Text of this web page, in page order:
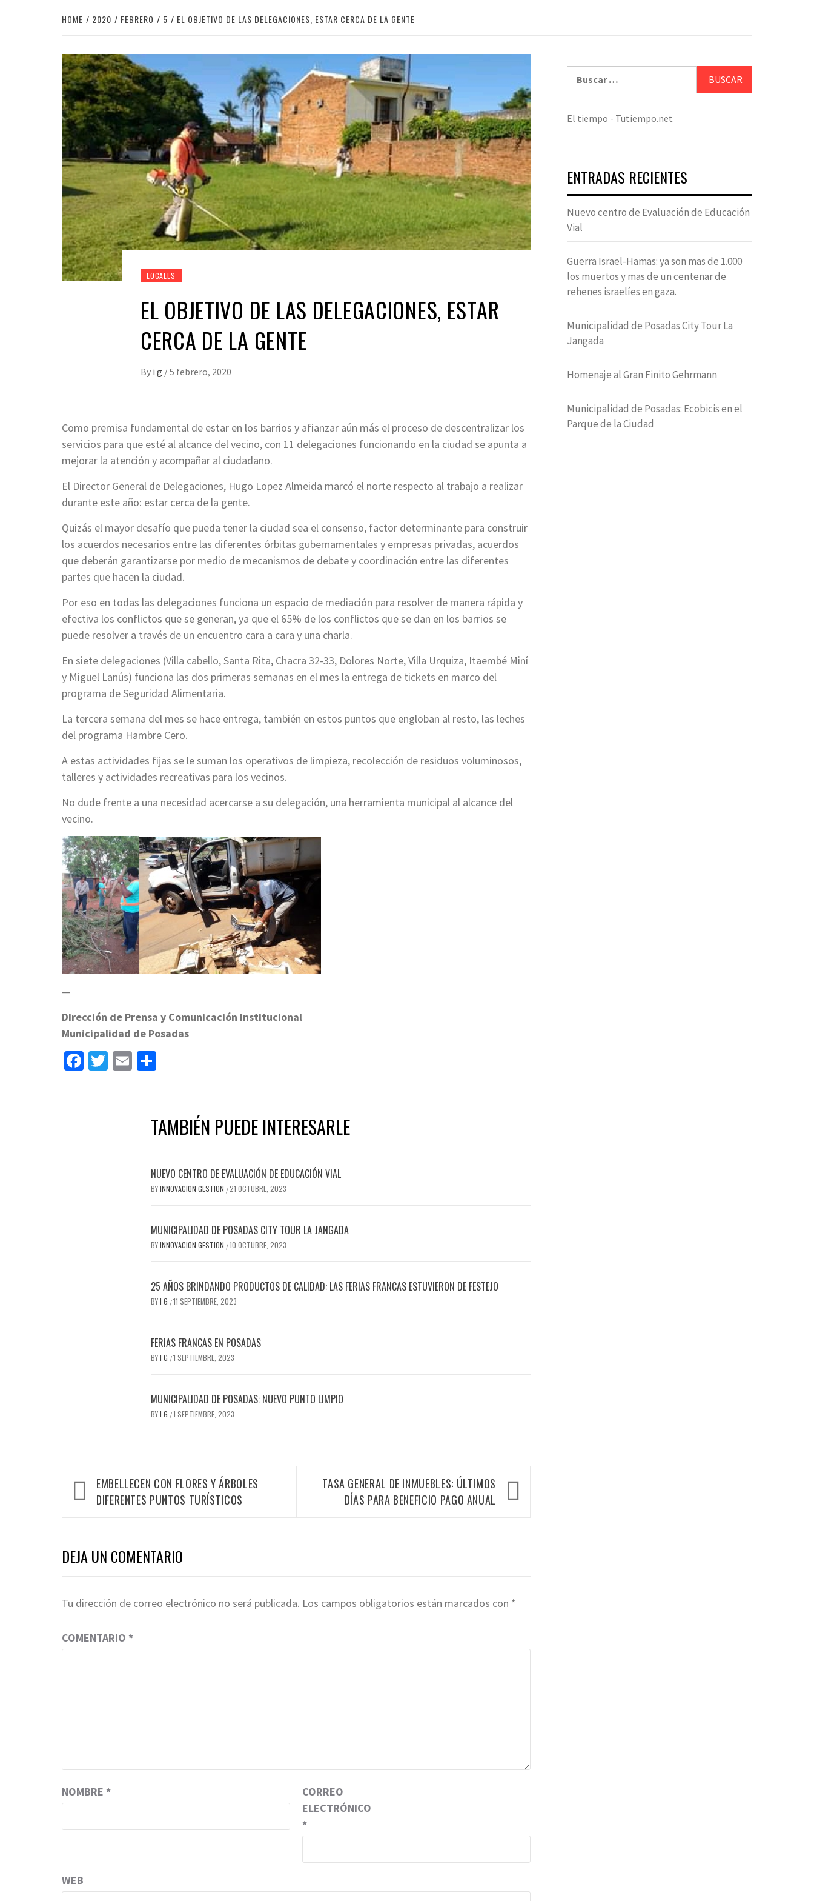
HOME 2020 FEBRERO 5 EL OBJETIVO DE LAS DELEGACIONES, ESTAR CERCA DE LA GENTE
LOCALES
EL OBJETIVO DE LAS DELEGACIONES, ESTAR
CERCA DE LA GENTE
By i g /5 febrero, 2020
Como premisa fundamental de estar en los barrios y afianzar aún más el proceso de descentralizar los
servicios para que esté al alcance del vecino, con 11 delegaciones funcionando en la ciudad se apunta a
mejorar la atención y acompañar al ciudadano.
El Director General de Delegaciones, Hugo Lopez Almeida marcó el norte respecto al trabajo a realizar
durante este año: estar cerca de la gente.
Quizás el mayor desafío que pueda tener la ciudad sea el consenso, factor determinante para construir
los acuerdos necesarios entre las diferentes órbitas gubernamentales y empresas privadas, acuerdos
que deberán garantizarse por medio de mecanismos de debate y coordinación entre las diferentes
partes que hacen la ciudad.
Por eso en todas las delegaciones funciona un espacio de mediación para resolver de manera rápida y
efectiva los conflictos que se generan, ya que el 65% de los conflictos que se dan en los barrios se
puede resolver a través de un encuentro cara a cara y una charla.
En siete delegaciones (Villa cabello, Santa Rita, Chacra 32-33, Dolores Norte, Villa Urquiza, Itaembé Miní
y Miguel Lanús) funciona las dos primeras semanas en el mes la entrega de tickets en marco del
programa de Seguridad Alimentaria.
La tercera semana del mes se hace entrega, también en estos puntos que engloban al resto, las leches
del programa Hambre Cero.
A estas actividades fijas se le suman los operativos de limpieza, recolección de residuos voluminosos,
talleres y actividades recreativas para los vecinos.
No dude frente a una necesidad acercarse a su delegación, una herramienta municipal al alcance del
vecino.
—
Dirección de Prensa y Comunicación Institucional
Municipalidad de Posadas
Facebook
Twitter
Email
TAMBIÉN PUEDE INTERESARLE
NUEVO CENTRO DE EVALUACIÓN DE EDUCACIÓN VIAL
BYINNOVACION GESTION /21 OCTUBRE, 2023
MUNICIPALIDAD DE POSADAS CITY TOUR LA JANGADA
BYINNOVACION GESTION /10 OCTUBRE, 2023
25 AÑOS BRINDANDO PRODUCTOS DE CALIDAD: LAS FERIAS FRANCAS ESTUVIERON DE FESTEJO
BYI G /11 SEPTIEMBRE, 2023
FERIAS FRANCAS EN POSADAS
BYI G /1 SEPTIEMBRE, 2023
MUNICIPALIDAD DE POSADAS: NUEVO PUNTO LIMPIO
BYI G /1 SEPTIEMBRE, 2023
Navegación
de
EMBELLECEN CON FLORES Y ÁRBOLES
DIFERENTES PUNTOS TURÍSTICOS
TASA GENERAL DE INMUEBLES: ÚLTIMOS
DÍAS PARA BENEFICIO PAGO ANUAL
DEJA UN COMENTARIO
Tu dirección de correo electrónico no será publicada. Los campos obligatorios están marcados con *
COMENTARIO *
NOMBRE *
CORREO
ELECTRÓNICO
*
WEB
El tiempo - Tutiempo.net
ENTRADAS RECIENTES
Nuevo centro de Evaluación de Educación
Vial
Guerra Israel-Hamas: ya son mas de 1.000
los muertos y mas de un centenar de
rehenes israelíes en gaza.
Municipalidad de Posadas City Tour La
Jangada
Homenaje al Gran Finito Gehrmann
Municipalidad de Posadas: Ecobicis en el
Parque de la Ciudad